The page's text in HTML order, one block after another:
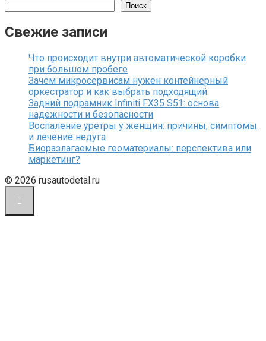
Поиск
Свежие записи
Что происходит внутри автоматической коробки
при большом пробеге
Зачем микросервисам нужен контейнерный
оркестратор и как выбрать подходящий
Задний подрамник Infiniti FX35 S51: основа
надежности и безопасности
Воспаление уретры у женщин: причины, симптомы
и лечение недуга
Биоразлагаемые геоматериалы: перспектива или
маркетинг?
© 2026 rusautodetal.ru